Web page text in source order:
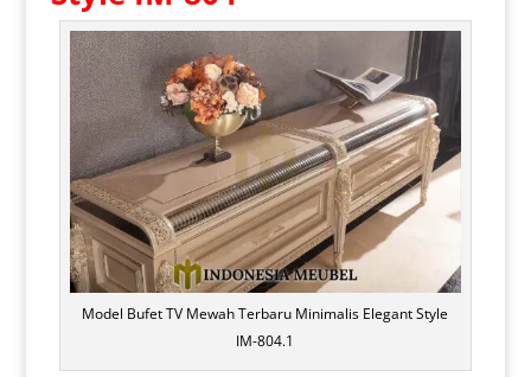
Model Bufet TV Mewah Terbaru Minimalis Elegant Style
IM-804.1